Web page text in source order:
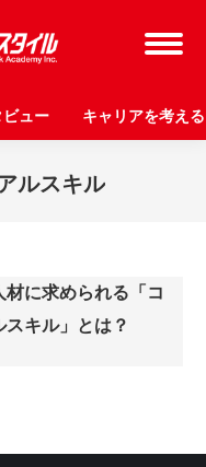
ビュー キャリアを考える
ルスキル
材に求められる「コ
キル」とは？